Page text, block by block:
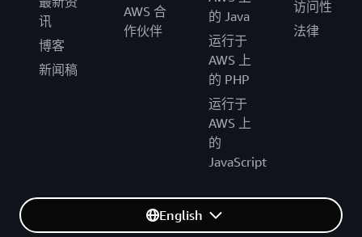
讯
博客
新闻稿
AWS 合
作伙伴
的 Java
运行于
AWS 上
的 PHP
运行于
AWS 上
的
JavaScript
访问性
法律
English